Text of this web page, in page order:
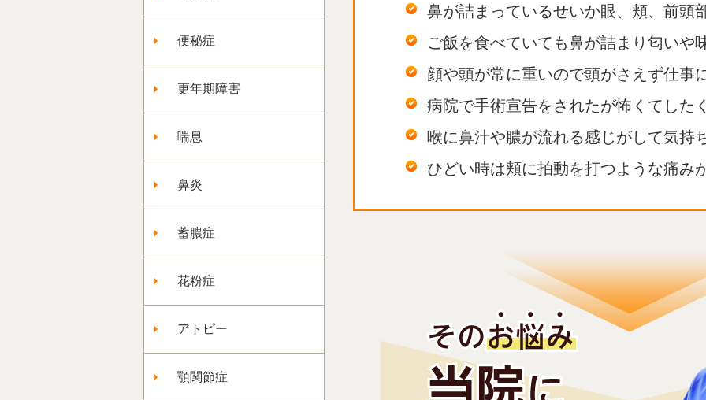
便秘症
更年期障害
喘息
鼻炎
蓄膿症
花粉症
アトピー
顎関節症
鼻が詰まっているせいか眼、頬、前頭
ご飯を食べていても鼻が詰まり匂いや
顔や頭が常に重いので頭がさえず仕事
病院で手術宣告をされたが怖くてした
喉に鼻汁や膿が流れる感じがして気持
ひどい時は頬に拍動を打つような痛み